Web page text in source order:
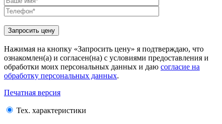
Нажимая на кнопку «Запросить цену» я подтверждаю, что
ознакомлен(а) и согласен(на) с условиями предоставления и
обработки моих персональных данных и даю согласие на
обработку персональных данных.
Печатная версия
Тех. характеристики